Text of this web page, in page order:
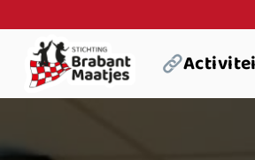
inhoud